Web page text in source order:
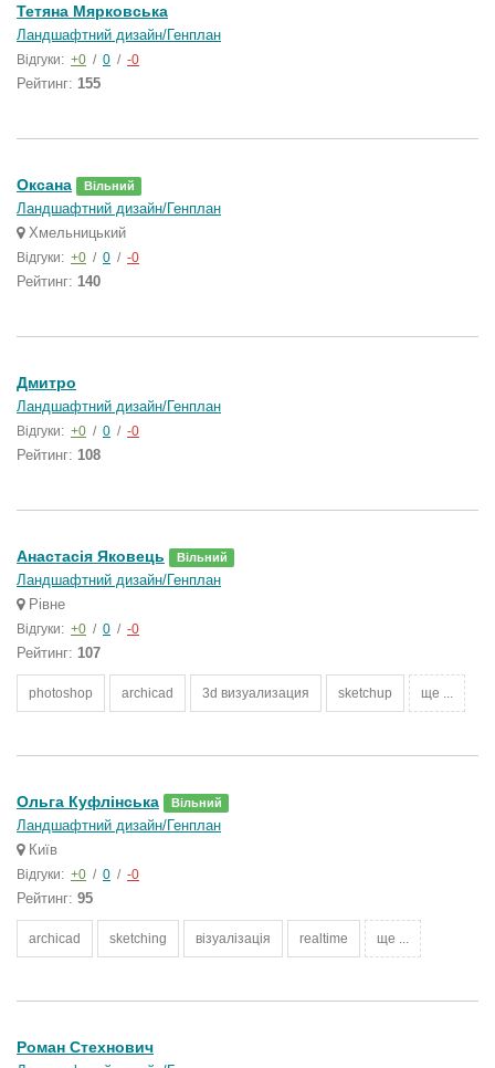
Тетяна Мярковська
Ландшафтний дизайн/Генплан
Відгуки: +0 / 0 / -0
Рейтинг: 155
Oксана Вільний
Ландшафтний дизайн/Генплан
Хмельницький
Відгуки: +0 / 0 / -0
Рейтинг: 140
Дмитро
Ландшафтний дизайн/Генплан
Відгуки: +0 / 0 / -0
Рейтинг: 108
Анастасія Яковець Вільний
Ландшафтний дизайн/Генплан
Рівне
Відгуки: +0 / 0 / -0
Рейтинг: 107
photoshop archicad 3d визуализация sketchup ще ...
Ольга Куфлінська Вільний
Ландшафтний дизайн/Генплан
Київ
Відгуки: +0 / 0 / -0
Рейтинг: 95
archicad sketching візуалізація realtime ще ...
Роман Стехнович